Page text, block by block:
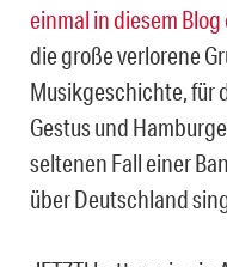
einmal in diesem Blog
die große verlorene
Musikgeschichte, für
Gestus und
seltenen Fall einer
über Deutschland